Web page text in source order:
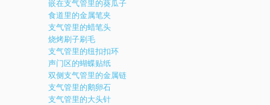
嵌在支气管里的葵瓜子
食道里的金属笔夹
支气管里的蜡笔头
烧烤刷子刷毛
支气管里的纽扣扣环
声门区的蝴蝶贴纸
双侧支气管里的金属链
支气管里的鹅卵石
支气管里的大头针